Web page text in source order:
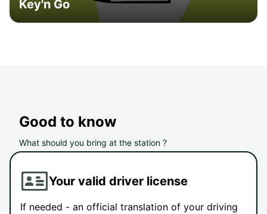
Key'n Go
Good to know
What should you bring at the station ?
Your valid driver license
If needed - an official translation of your driving